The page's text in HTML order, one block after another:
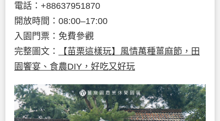
電話：+88637951870
開放時間：08:00–17:00
入園門票：免費參觀
完整圖文：
【苗栗這樣玩】風情萬種薑麻節，田
園饗宴、食農DIY，好吃又好玩